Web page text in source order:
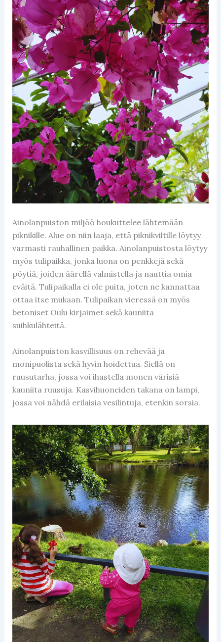
Ainolanpuiston miljöö houkuttelee lähtemään
piknikille. Alue on niin laaja, että piknikviltille löytyy
varmasti rauhallinen paikka. Ainolanpuistosta löytyy
myös tulipaikka, jonka luona on penkkejä sekä
pöytiä, joiden äärellä valmistella ja nauttia omia
eväitä. Tulipaikalla ei ole puita, joten ne kannattaa
ottaa itse mukaan. Tulipaikan vieressä on myös
betoniset Oulu kirjaimet sekä kauniita
suihkulähteitä.
Ainolanpuiston kasvillisuus on rehevää ja
monipuolista sekä hyvin hoidettua. Siellä on
ruusutarha, jossa voi ihastella monen värisiä
kauniita ruusuja. Kasvihuoneiden takana on lampi,
jossa voi nähdä erilaisia vesilintuja, etenkin sorsia.